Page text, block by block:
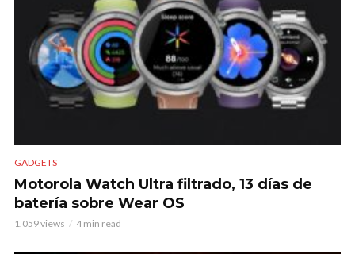
GADGETS
Motorola Watch Ultra filtrado, 13 días de
batería sobre Wear OS
1.059 views 4 min read